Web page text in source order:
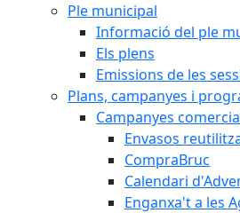
Ple municipal
Informació del ple
Els plens
Emissions de les
Plans, campanyes i
Campanyes
Envasos
CompraBruc
Calendari
Enganxa't a les